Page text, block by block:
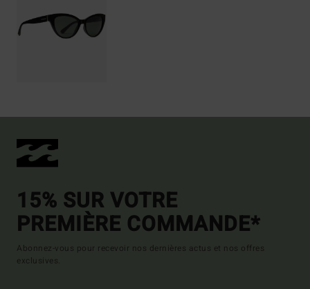
15% SUR VOTRE
PREMIÈRE COMMANDE*
Abonnez-vous pour recevoir nos dernières actus et nos offres
exclusives.